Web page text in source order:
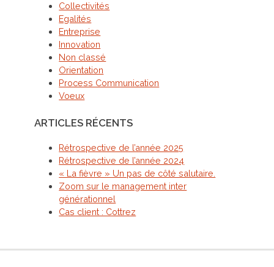
Collectivités
Egalités
Entreprise
Innovation
Non classé
Orientation
Process Communication
Voeux
ARTICLES RÉCENTS
Rétrospective de l’année 2025
Rétrospective de l’année 2024
« La fièvre » Un pas de côté salutaire.
Zoom sur le management inter
générationnel
Cas client : Cottrez